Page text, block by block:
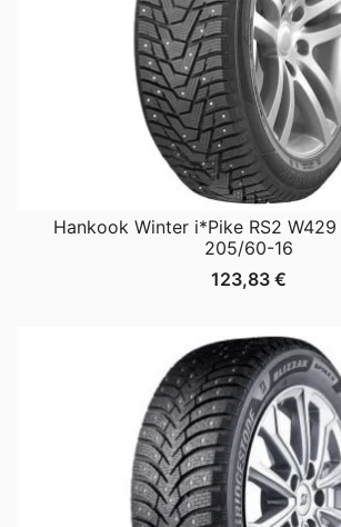
Hankook Winter i*Pike RS2
205/60-16
123,83 €